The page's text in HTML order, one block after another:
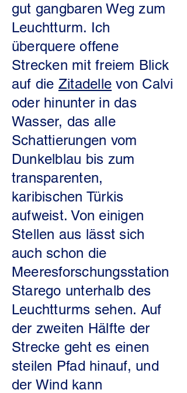
gut gangbaren Weg zum
Leuchtturm. Ich
überquere offene
Strecken mit freiem Blick
auf die Zitadelle von Calvi
oder hinunter in das
Wasser, das alle
Schattierungen vom
Dunkelblau bis zum
transparenten,
karibischen Türkis
aufweist. Von einigen
Stellen aus lässt sich
auch schon die
Meeresforschungsstation
Starego unterhalb des
Leuchtturms sehen. Auf
der zweiten Hälfte der
Strecke geht es einen
steilen Pfad hinauf, und
der Wind kann